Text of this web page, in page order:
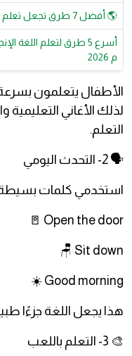
🌎 أفضل 7 طرق تجعل تعلم اللغات أسهل وأكثر متعة 🎓
أسرع 5 طرق لتعلم
م 2026
الأطفال يتعلمون
لذلك الأغاني
التعلم.
🗣️ 2- التحدث اليومي
استخدمي كلمات بسيطة
Open the door 🚪
Sit down 🪑
Good morning ☀️
هذا يجعل اللغة جزءًا
🎨 3- التعلم باللعب